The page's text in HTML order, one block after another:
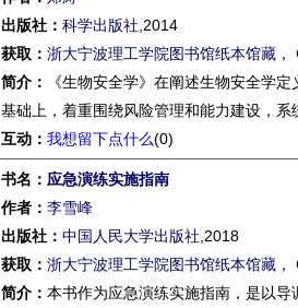
出版社： 科学出版社 ,2014
获取： 浙大宁波理工学院图书馆纸本馆藏 ，
简介：
《生物安全学》在阐述生物安全学
基础上，着重围绕风险管理和能力建设，
互动： 我想留下点什么(0)
书名： 应急演练实施指南
作者： 李雪峰
出版社： 中国人民大学出版社 ,2018
获取： 浙大宁波理工学院图书馆纸本馆藏 ，
简介： 本书作为应急演练实施指南，是以